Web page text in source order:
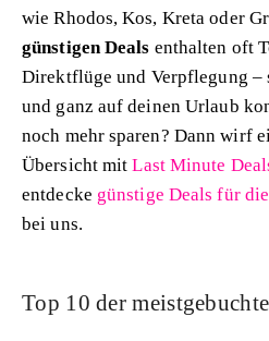
wie Rhodos, Kos, Kreta oder
günstigen Deals enthalten oft
Direktflüge und Verpflegung –
und ganz auf deinen Urlaub
noch mehr sparen? Dann wirf
Übersicht mitLast Minute
entdecke günstige Deals für
bei uns.
Top 10 der